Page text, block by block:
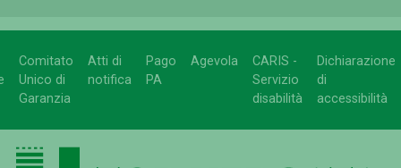
Comitato
Unico di
Garanzia
Atti di
notifica
Pago
PA
Agevola
CARIS -
Servizio
disabilità
Dichiarazione
di
accessibilità